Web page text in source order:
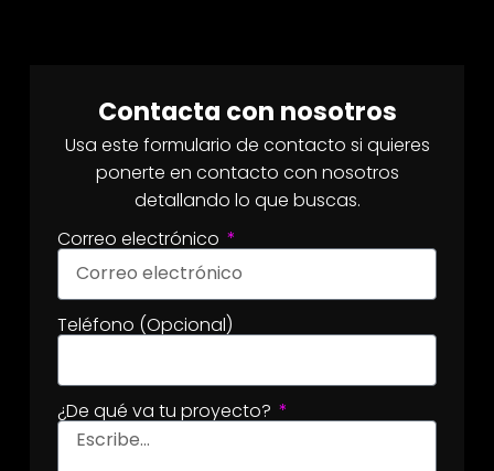
Contacta con nosotros
Usa este formulario de contacto si quieres
ponerte en contacto con nosotros
detallando lo que buscas.
Correo electrónico
Teléfono (Opcional)
¿De qué va tu proyecto?